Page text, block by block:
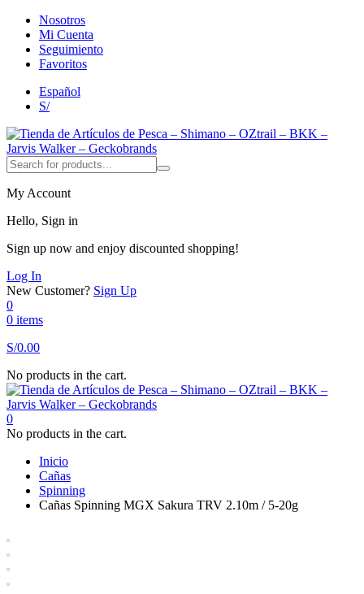
Nosotros
Mi Cuenta
Seguimiento
Favoritos
Español
S/
My Account
Hello, Sign in
Sign up now and enjoy discounted shopping!
Log In
New Customer? Sign Up
0
0 items
S/0.00
No products in the cart.
0
No products in the cart.
Inicio
Cañas
Spinning
Cañas Spinning MGX Sakura TRV 2.10m / 5-20g